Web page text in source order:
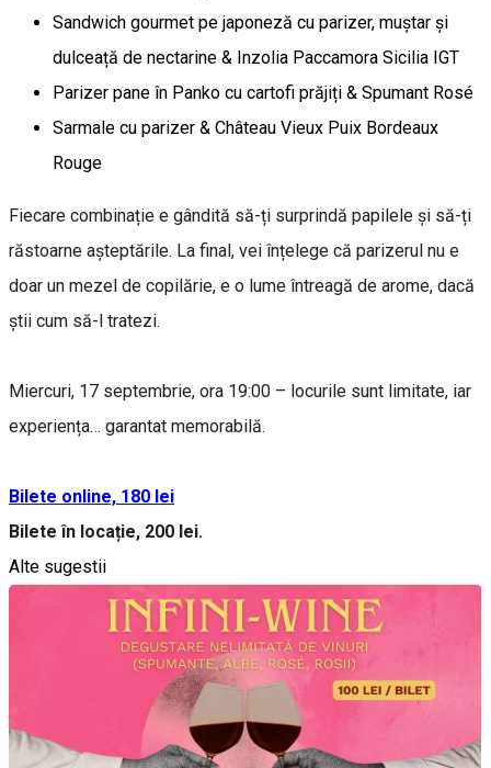
Sandwich gourmet pe japoneză cu parizer, muștar și
dulceață de nectarine & Inzolia Paccamora Sicilia IGT
Parizer pane în Panko cu cartofi prăjiți & Spumant Rosé
Sarmale cu parizer & Château Vieux Puix Bordeaux
Rouge
Fiecare combinație e gândită să-ți surprindă papilele și să-ți
răstoarne așteptările. La final, vei înțelege că parizerul nu e
doar un mezel de copilărie, e o lume întreagă de arome, dacă
știi cum să-l tratezi.
Miercuri, 17 septembrie, ora 19:00 – locurile sunt limitate, iar
experiența… garantat memorabilă.
Bilete online, 180 lei
Bilete în locație, 200 lei.
Alte sugestii